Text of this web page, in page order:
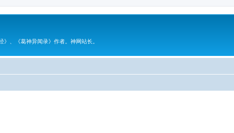
、《葛神异闻录》作者。神网站长。